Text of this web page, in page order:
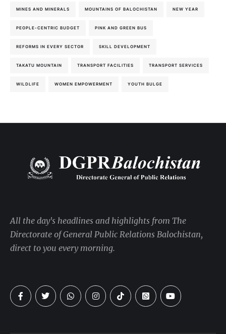
MINES AND MINERALS MOUNTAINS OF BALOCHISTAN NEW YEAR
PEOPLE-CENTRIC BUDGET PINK AND GREEN BUS
REFORMS IN EVERY SECTOR SKILL DEVELOPMENT
TAKATU MOUNTAIN TRANSPORT FACILITIES TRANSPORT SERVICES
WILDLIFE WOMEN EMPOWERMENT YOUTH BULGE
All the day's headlines and highlights from The
Directorate of General Public Relations Balochistan,
direct to you every morning.